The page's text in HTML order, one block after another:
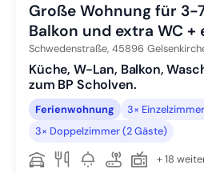
Große Wohnung für 3-
Balkon und extra WC +
Schwedenstraße, 45896
Küche, W-Lan, Balkon,
zum BP Scholven.
Ferienwohnung
3× Einzelzimmer
3× Doppelzimmer (2 Gäste)
+ 18